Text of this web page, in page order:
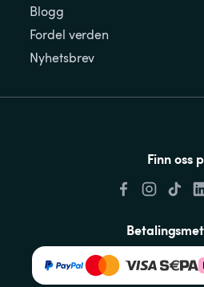
Blogg
Fordel verden
Nyhetsbrev
Finn oss